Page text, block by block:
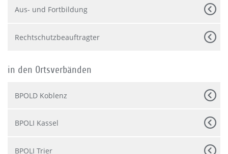
Aus- und Fortbildung
Rechtschutzbeauftragter
in den Ortsverbänden
BPOLD Koblenz
BPOLI Kassel
BPOLI Trier